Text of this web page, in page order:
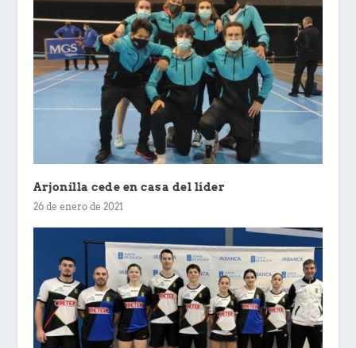
Arjonilla cede en casa del líder
26 de enero de 2021